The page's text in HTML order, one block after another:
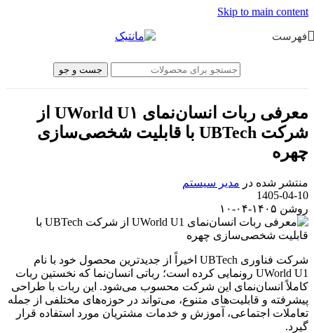
Skip to main content
فهرست
جست و جو
معرفی ربات انسان‌نمای UWorld U۱ از
شرکت UBTech با قابلیت شخصی‌سازی
چهره
منتشر شده در مدیر سیستم
1405-04-10
روشن ۱۴۰۵-۰۴-۱۰
شرکت فناوری UBTech اخیراً از جدیدترین محصول خود با نام
UWorld U1 رونمایی کرده است؛ رباتی انسان‌نما که نخستین ربات
کاملاً انسان‌نمای این شرکت محسوب می‌شود. این ربات با طراحی
پیشرفته و قابلیت‌های متنوع، می‌تواند در حوزه‌های مختلفی از جمله
تعاملات اجتماعی، آموزش و خدمات مشتریان مورد استفاده قرار
گیرد.